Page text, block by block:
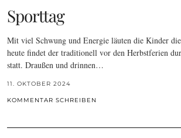
Sporttag
Mit viel Schwung und Energie läuten die Kinder
heute findet der traditionell vor den Herbstferien
statt. Draußen und drinnen…
11. OKTOBER 2024
KOMMENTAR SCHREIBEN